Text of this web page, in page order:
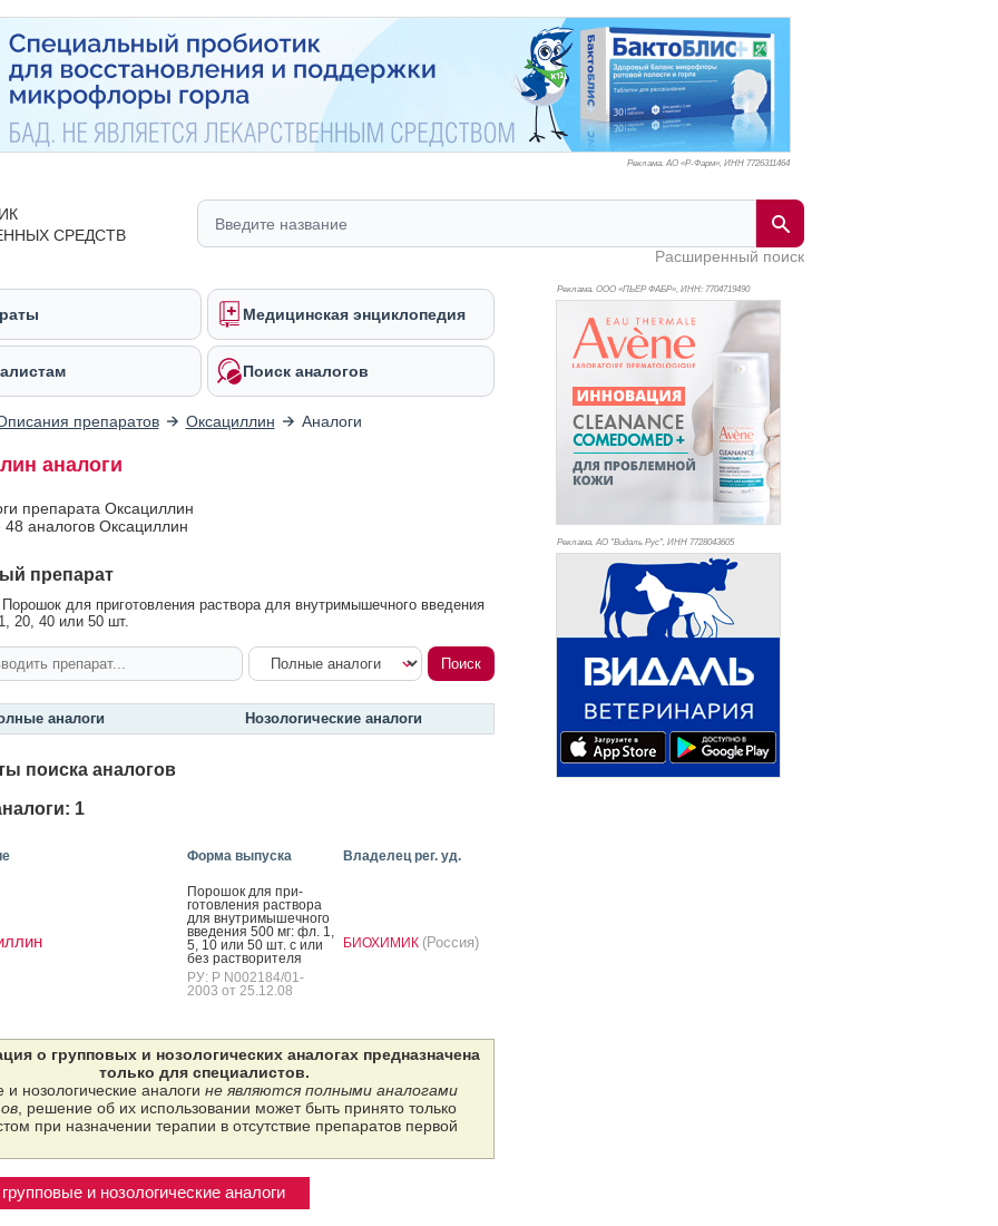
Реклама. АО «Р-Фарм», ИНН 7726311464
СРЕДСТВ
Расширенный поиск
Медицинская энциклопедия
Поиск аналогов
препаратов Оксациллин Аналоги
аналоги
препарата Оксациллин
48 аналогов Оксациллин
препарат
для приготовления раствора для внутримышечного введения
20, 40 или 50 шт.
аналоги Нозологические аналоги
поиска аналогов
1
Форма выпуска Владелец рег. уд.
По­рошок для при­
готов­ле­ния рас­тво­ра
для внут­ри­мышеч­но­го
вве­дения 500 мг: фл. 1,
5, 10 или 50 шт. с или
без рас­тво­рите­ля
РУ: Р N002184/01-
2003 от 25.12.08
БИОХИМИК (Россия)
о групповых и нозологических аналогах предназначена
только для специалистов.
и нозологические аналоги не являются полными аналогами
, решение об их использовании может быть принято только
при назначении терапии в отсутствие препаратов первой
и нозологические аналоги
Реклама. ООО «ПЬЕР ФАБР», ИНН: 7704719490
Реклама. АО "Видаль Рус", ИНН 7728043605